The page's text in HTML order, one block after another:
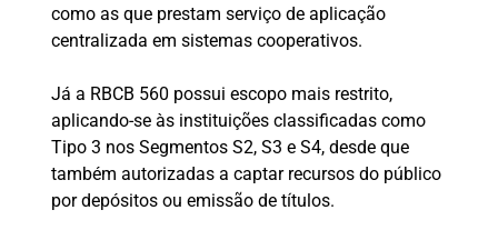
como as que prestam serviço de aplicação
centralizada em sistemas cooperativos.
Já a RBCB 560 possui escopo mais restrito,
aplicando-se às instituições classificadas como
Tipo 3 nos Segmentos S2, S3 e S4, desde que
também autorizadas a captar recursos do público
por depósitos ou emissão de títulos.